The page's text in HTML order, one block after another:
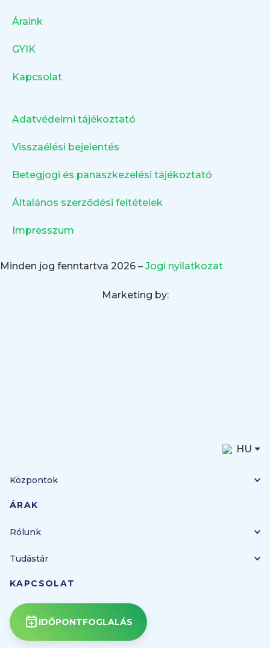
Áraink
GYIK
Kapcsolat
Adatvédelmi tájékoztató
Visszaélési bejelentés
Betegjogi és panaszkezelési tájékoztató
Általános szerződési feltételek
Impresszum
Minden jog fenntartva 2026 – Jogi nyilatkozat
Marketing by:
HU
Központok
ÁRAK
Rólunk
Tudástár
KAPCSOLAT
IDŐPONTFOGLALÁS